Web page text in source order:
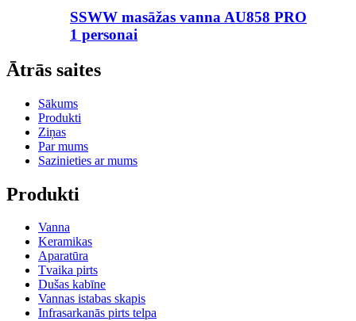
SSWW masāžas vanna AU858 PRO
1 personai
Ātrās saites
Sākums
Produkti
Ziņas
Par mums
Sazinieties ar mums
Produkti
Vanna
Keramikas
Aparatūra
Tvaika pirts
Dušas kabīne
Vannas istabas skapis
Infrasarkanās pirts telpa